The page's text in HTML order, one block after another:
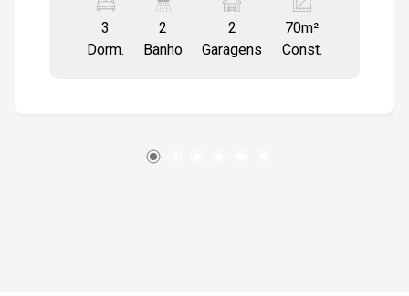
14:30
fechadura eletrônica, ar condicionado. 3
dormitórios modulados 1 sendo suíte. wc social,
banheiros com box em vidro, gabinetes,
permitido pet. Localizado no Bairro Campolim ,
3
Dorm.
2
Banho
2
Garagens
70m²
Const.